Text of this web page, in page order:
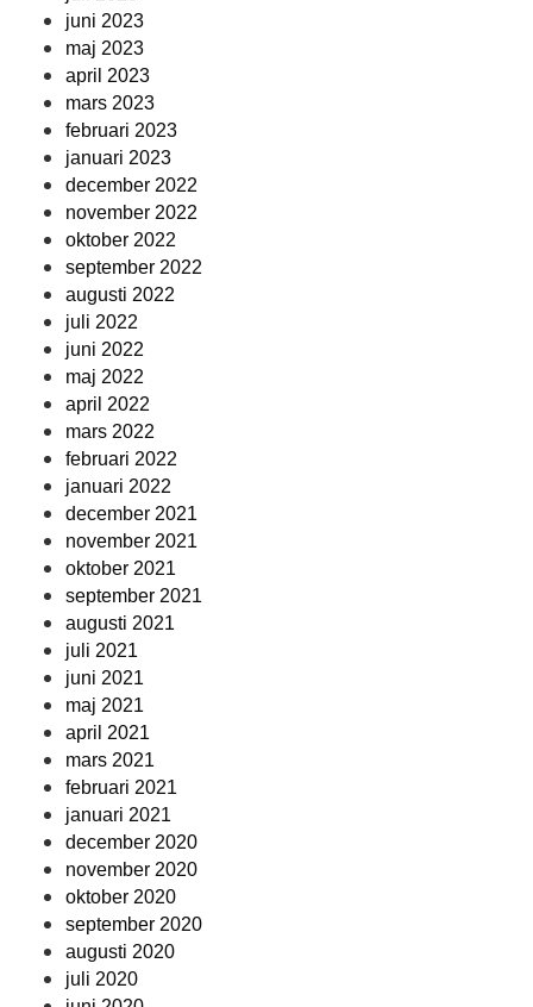
juni 2023
maj 2023
april 2023
mars 2023
februari 2023
januari 2023
december 2022
november 2022
oktober 2022
september 2022
augusti 2022
juli 2022
juni 2022
maj 2022
april 2022
mars 2022
februari 2022
januari 2022
december 2021
november 2021
oktober 2021
september 2021
augusti 2021
juli 2021
juni 2021
maj 2021
april 2021
mars 2021
februari 2021
januari 2021
december 2020
november 2020
oktober 2020
september 2020
augusti 2020
juli 2020